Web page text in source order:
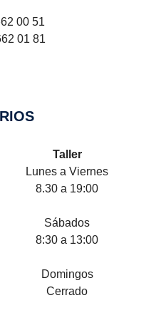
00 51
01 81
Taller
Lunes a Viernes
8.30 a 19:00
Sábados
8:30 a 13:00
Domingos
Cerrado